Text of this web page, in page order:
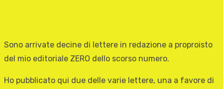
Sono arrivate decine di lettere in redazione a proproisto
del mio editoriale ZERO dello scorso numero.
Ho pubblicato qui due delle varie lettere, una a favore di